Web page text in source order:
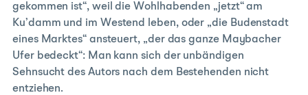
gekommen ist“, weil die Wohlhabenden „jetzt“ am
Ku’damm und im Westend leben, oder „die Budenstadt
eines Marktes“ ansteuert, „der das ganze Maybacher
Ufer bedeckt“: Man kann sich der unbändigen
Sehnsucht des Autors nach dem Bestehenden nicht
entziehen.